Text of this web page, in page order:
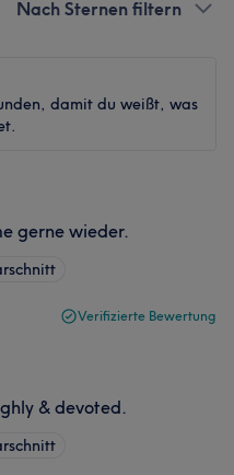
Nach Sternen filtern
damit du weißt, was
gerne wieder.
Verifizierte Bewertung
& devoted.